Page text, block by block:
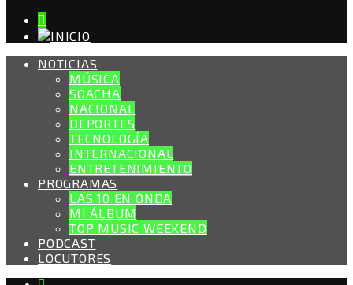
NOTICIAS
MÚSICA
SOACHA
NACIONAL
DEPORTES
TECNOLOGÍA
INTERNACIONAL
ENTRETENIMIENTO
PROGRAMAS
LAS 10 EN ONDA
MI ÁLBUM
TOP MUSIC WEEKEND
PODCAST
LOCUTORES